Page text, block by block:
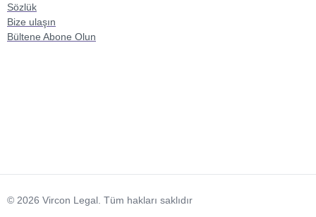
Sözlük
Bize ulaşın
Bültene Abone Olun
© 2026 Vircon Legal. Tüm hakları saklıdır